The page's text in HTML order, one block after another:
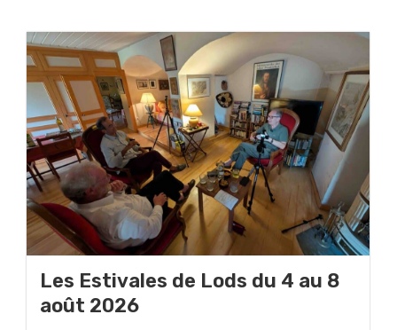
Les Estivales de Lods du 4 au 8
août 2026